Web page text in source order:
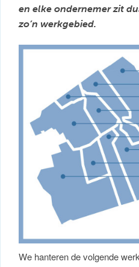
en elke ondernemer zit
zo’n werkgebied.
We hanteren de volgende